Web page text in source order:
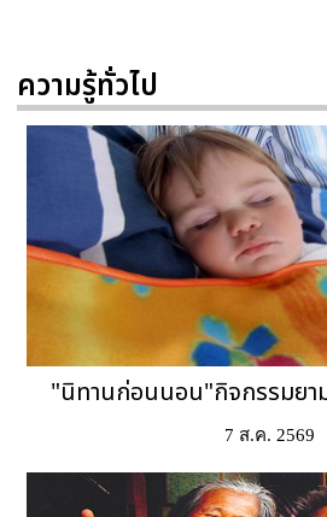
ความรู้ทั่วไป
"นิทานก่อนนอน"กิจกรรมย
7 ส.ค. 2569